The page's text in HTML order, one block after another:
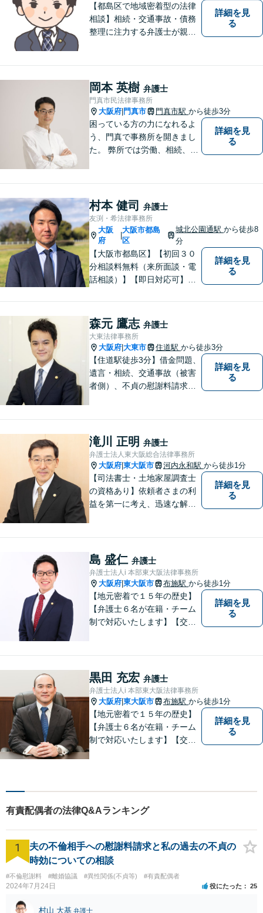
【都島区で地域密着型の法律
相談】相続・交通事故・債務
整理に注力する弁護士が親身
様、まずはお気軽にご連絡く
ださい。初回面談予約受付中
詳細を見
る
岡本 英樹 弁護士
門真市民法律事務所
大阪府 門真市 門真市駅 から徒歩3分
困っている方の力になれるよ
う、門真で事務所を開きまし
た。 弊所では労働、相続、離
す。
詳細を見
る
村本 健司 弁護士
友渕・希法律事務所
大阪
府
|
大阪市都島
区
城北公園通駅から徒歩8
分
【大阪市都島区】【初回３０
分相談料無料（来所面談・電
話相談）】【即日対応可】
【高倉町三丁目バス停徒歩１
分】【当日・夜間・休日相談
可】刑事事件/相続問題/離婚問
題など経験と知識をもとに、
依頼者様の不安を解消し、問
題解決へ導きます
詳細を見
る
森元 鷹志 弁護士
大東法律事務所
大阪府 大東市 住道駅 から徒歩3分
【住道駅徒歩3分】借金問題、
遺言・相続、交通事故（被害
者側）、不貞の慰謝料請求は
やすい説明を心がけておりま
す。お気軽にご相談くださ
い。
詳細を見
る
滝川 正明 弁護士
弁護士法人東大阪総合法律事務所
大阪府 東大阪市 河内永和駅 から徒歩1分
【司法書士・土地家屋調査士
の資格あり】依頼者さまの利
益を第一に考え、迅速な解決
ムーズな明け渡し請求で依頼
者さまの被害を最小限に抑え
る」
詳細を見
る
島 盛仁 弁護士
弁護士法人i 本部東大阪法律事務所
大阪府 東大阪市 布施駅 から徒歩1分
【地元密着で１５年の歴史】
【弁護士６名が在籍・チーム
制で対応いたします】【交通
駅前店５階】お悩みは【弁護
士法人ｉ 東大阪法律事務所】
におまかせください！
詳細を見
る
黒田 充宏 弁護士
弁護士法人i 本部東大阪法律事務所
大阪府 東大阪市 布施駅 から徒歩1分
【地元密着で１５年の歴史】
【弁護士６名が在籍・チーム
制で対応いたします】【交通
駅前店５階】 お悩みは【弁護
士法人ｉ 東大阪法律事務
所 】におまかせください！
詳細を見
る
有責配偶者の法律Q&Aランキング
1
夫の不倫相手への慰謝料請求と私の過去の不貞の
時効についての相談
#不倫慰謝料 #離婚協議 #異性関係(不貞等) #有責配偶者
2024年7月24日 役にたった 25
村山 大基 弁護士